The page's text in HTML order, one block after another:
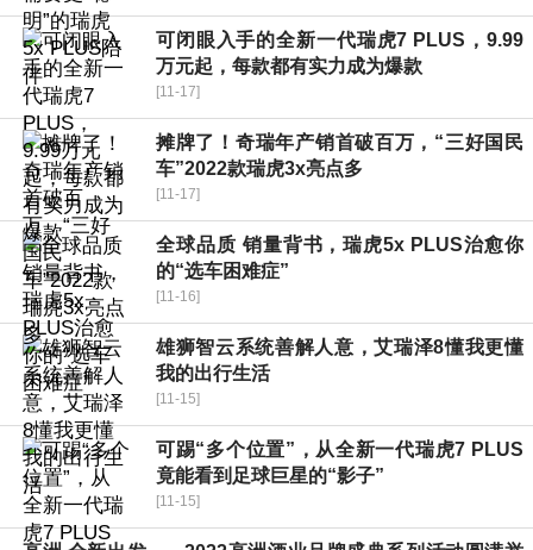
可闭眼入手的全新一代瑞虎7 PLUS，9.99
万元起，每款都有实力成为爆款
[11-17]
摊牌了！奇瑞年产销首破百万，“三好国民
车”2022款瑞虎3x亮点多
[11-17]
全球品质 销量背书，瑞虎5x PLUS治愈你
的“选车困难症”
[11-16]
雄狮智云系统善解人意，艾瑞泽8懂我更懂
我的出行生活
[11-15]
可踢“多个位置”，从全新一代瑞虎7 PLUS
竟能看到足球巨星的“影子”
[11-15]